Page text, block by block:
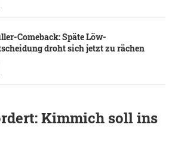
Comeback: Späte Löw-
droht sich jetzt zu rächen
Kimmich soll ins